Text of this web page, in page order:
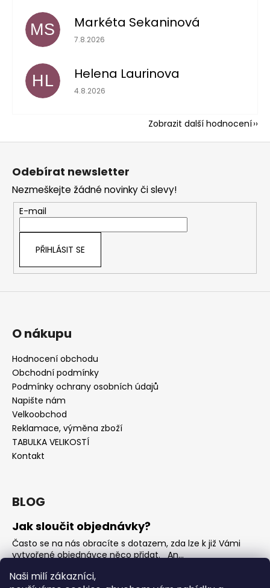
Naši milí zákazníci,
MS Markéta Sekaninová
Hodnocení obchodu je 5 z 5 hvězdiček.
7.8.2026
HL Helena Laurinova
Hodnocení obchodu je 5 z 5 hvězdiček.
4.8.2026
Zobrazit další hodnocení
Z
Odebírat newsletter
Nezmeškejte žádné novinky či slevy!
E-mail
PŘIHLÁSIT SE
O nákupu
Hodnocení obchodu
Obchodní podmínky
Podmínky ochrany osobních údajů
Napište nám
Velkoobchod
Reklamace, výměna zboží
TABULKA VELIKOSTÍ
Kontakt
BLOG
Jak sloučit objednávky?
Často se na nás obracíte s dotazem, zda lze k již Vámi
vytvořené objednávce něco přidat. An...
Jak vybrat rostoucí overal na jaro?